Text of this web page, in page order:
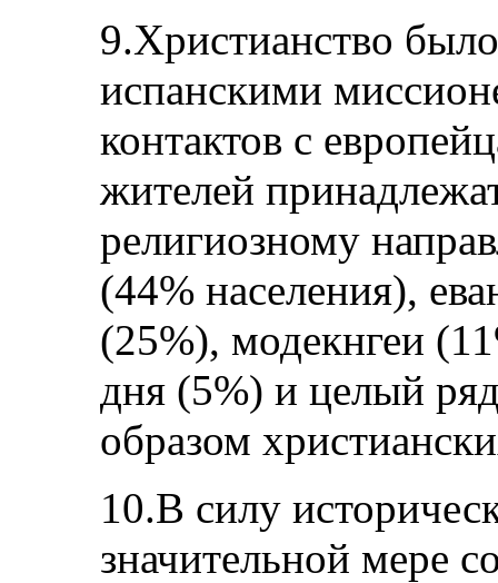
9.Христианство
испанскими
контактов с
жителей
религиозному
(44% населения),
(25%), модекнгеи
дня (5%) и целый
образом
10.В силу
значительной мере